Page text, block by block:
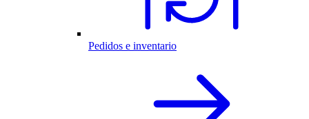
Pedidos e inventario